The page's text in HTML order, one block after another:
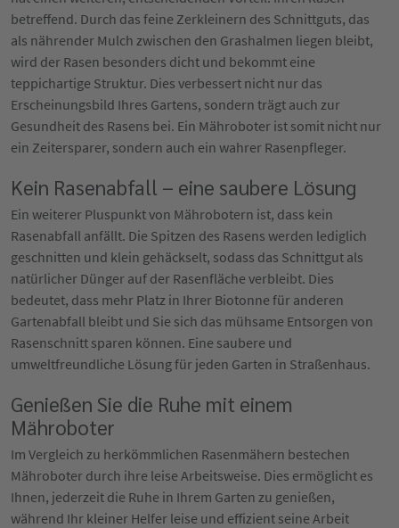
betreffend. Durch das feine Zerkleinern des Schnittguts, das
als nährender Mulch zwischen den Grashalmen liegen bleibt,
wird der Rasen besonders dicht und bekommt eine
teppichartige Struktur. Dies verbessert nicht nur das
Erscheinungsbild Ihres Gartens, sondern trägt auch zur
Gesundheit des Rasens bei. Ein Mähroboter ist somit nicht nur
ein Zeitersparer, sondern auch ein wahrer Rasenpfleger.
Kein Rasenabfall – eine saubere Lösung
Ein weiterer Pluspunkt von Mährobotern ist, dass kein
Rasenabfall anfällt. Die Spitzen des Rasens werden lediglich
geschnitten und klein gehäckselt, sodass das Schnittgut als
natürlicher Dünger auf der Rasenfläche verbleibt. Dies
bedeutet, dass mehr Platz in Ihrer Biotonne für anderen
Gartenabfall bleibt und Sie sich das mühsame Entsorgen von
Rasenschnitt sparen können. Eine saubere und
umweltfreundliche Lösung für jeden Garten in Straßenhaus.
Genießen Sie die Ruhe mit einem
Mähroboter
Im Vergleich zu herkömmlichen Rasenmähern bestechen
Mähroboter durch ihre leise Arbeitsweise. Dies ermöglicht es
Ihnen, jederzeit die Ruhe in Ihrem Garten zu genießen,
während Ihr kleiner Helfer leise und effizient seine Arbeit